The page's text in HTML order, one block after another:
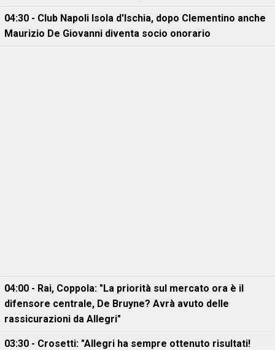
04:30 - Club Napoli Isola d'Ischia, dopo Clementino anche
Maurizio De Giovanni diventa socio onorario
04:00 - Rai, Coppola: "La priorità sul mercato ora è il
difensore centrale, De Bruyne? Avrà avuto delle
rassicurazioni da Allegri"
03:30 - Crosetti: "Allegri ha sempre ottenuto risultati!